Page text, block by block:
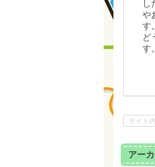
し
や
す。
ど
す。
アー